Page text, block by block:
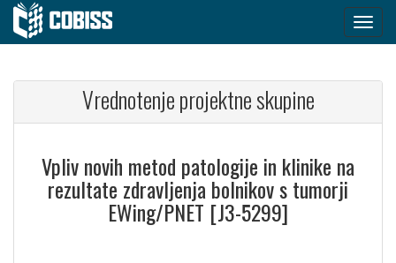
Vrednotenje projektne skupine
Vpliv novih metod patologije in klinike na
rezultate zdravljenja bolnikov s tumorji
EWing/PNET [J3-5299]